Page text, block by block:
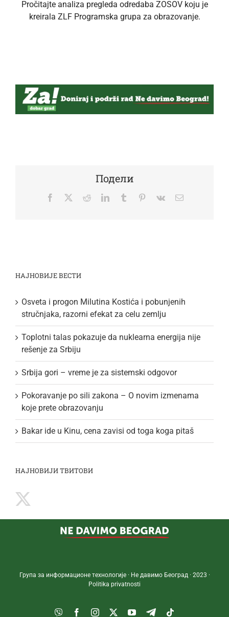
Pročitajte analiza pregleda odredaba ZOSOV koju je
kreirala ZLF Programska grupa za obrazovanje.
Подели
Facebook
TwitterRedditLinkedInTumblr Pinterest
Vk Email
НАЈНОВИЈЕ ВЕСТИ
Osveta i progon Milutina Kostića i pobunjenih
stručnjaka, razorni efekat za celu zemlju
Toplotni talas pokazuje da nuklearna energija nije
rešenje za Srbiju
Srbija gori – vreme je za sistemski odgovor
Pokoravanje po sili zakona – O novim izmenama
koje prete obrazovanju
Bakar ide u Kinu, cena zavisi od toga koga pitaš
НАЈНОВИЈИ ТВИТОВИ
Група за информационе технологије · Не давимо Београд · 2023 ·
Politika privatnosti
Viber FacebookInstagram
TwitterYouTube
Telegram